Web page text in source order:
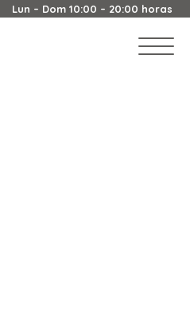
Lun – Dom 10:00 – 20:00 horas